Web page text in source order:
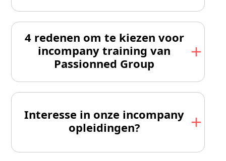
4 redenen om te kiezen voor
incompany training van
Passionned Group
Interesse in onze incompany
opleidingen?